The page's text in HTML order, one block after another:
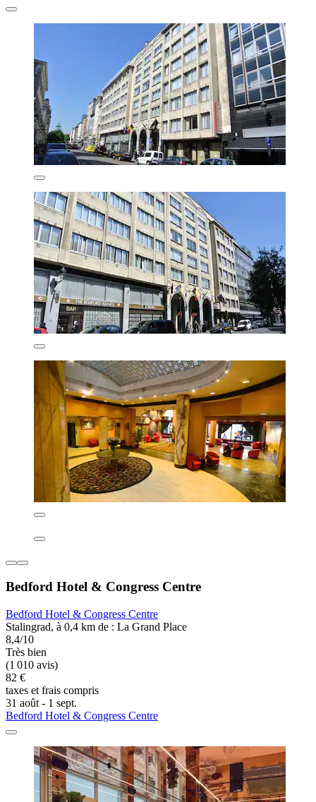
Bedford Hotel & Congress Centre
Bedford Hotel & Congress Centre
Stalingrad, à 0,4 km de : La Grand Place